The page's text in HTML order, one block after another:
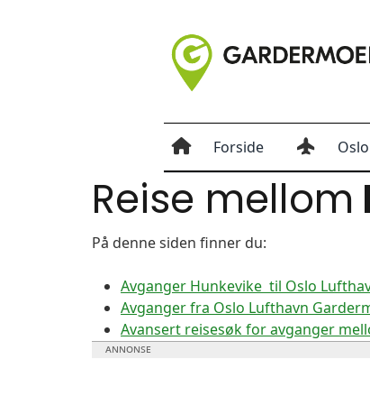
Forside
Reise mellom
På denne siden finner du:
Avganger Hunkevike til Oslo
Avganger fra Oslo Lufthavn
Avansert reisesøk for avganger